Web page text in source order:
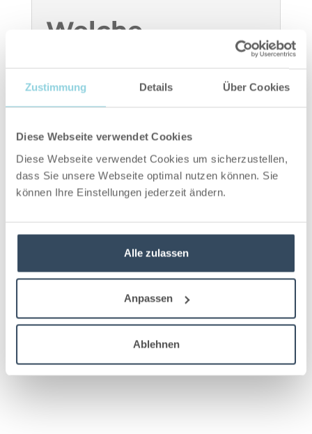
Zustimmung Details Über Cookies
Diese Webseite verwendet Cookies
Diese Webseite verwendet Cookies um sicherzustellen,
dass Sie unsere Webseite optimal nutzen können. Sie
können Ihre Einstellungen jederzeit ändern.
Alle zulassen
Anpassen
Ablehnen
Welche
die
Einführung
eines ERP-
Systems für
das
Projektmanag
ement?